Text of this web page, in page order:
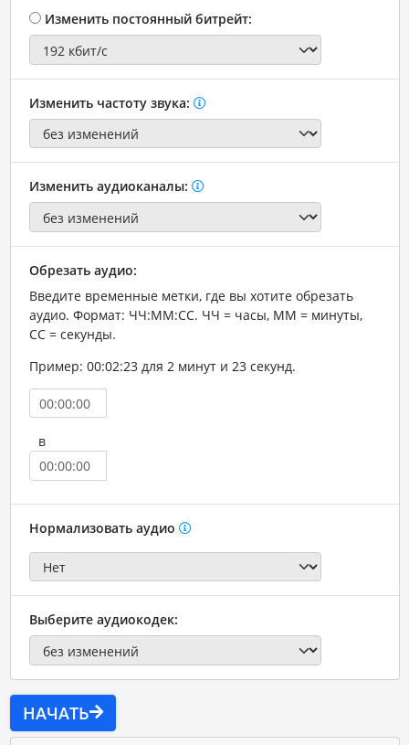
Изменить постоянный битрейт:
Изменить частоту звука:
Изменить аудиоканалы:
Обрезать аудио:
Введите временные метки, где вы хотите обрезать
аудио. Формат: ЧЧ:ММ:СС. ЧЧ = часы, ММ = минуты,
СС = секунды.
Пример: 00:02:23 для 2 минут и 23 секунд.
в
Нормализовать аудио
Выберите аудиокодек:
НАЧАТЬ